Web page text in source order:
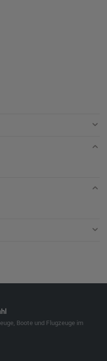
Boote und Flugzeuge im